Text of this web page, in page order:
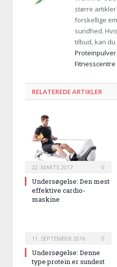
større
forskellige
sundhed.
tilbud, kan
Proteinpulver
Fitnesscentre
RELATEREDE ARTIKLER
22. MARTS 2017 0
Undersøgelse: Den mest
effektive cardio-
maskine
11. SEPTEMBER 2016 0
Undersøgelse: Denne
type protein er sundest